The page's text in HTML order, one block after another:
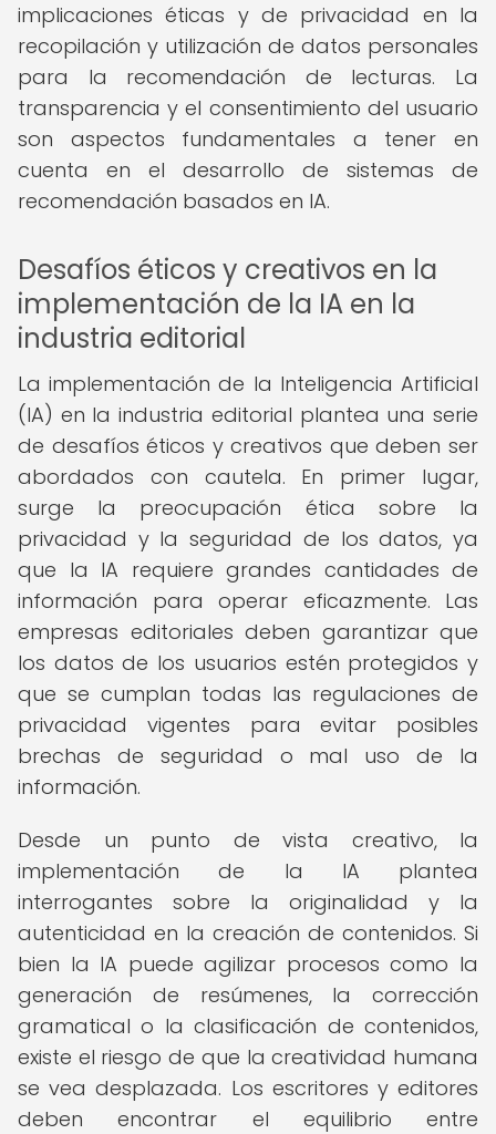
implicaciones éticas y de privacidad en la
recopilación y utilización de datos personales
para la recomendación de lecturas. La
transparencia y el consentimiento del usuario
son aspectos fundamentales a tener en
cuenta en el desarrollo de sistemas de
recomendación basados en IA.
Desafíos éticos y creativos en la
implementación de la IA en la
industria editorial
La implementación de la Inteligencia Artificial
(IA) en la industria editorial plantea una serie
de desafíos éticos y creativos que deben ser
abordados con cautela. En primer lugar,
surge la preocupación ética sobre la
privacidad y la seguridad de los datos, ya
que la IA requiere grandes cantidades de
información para operar eficazmente. Las
empresas editoriales deben garantizar que
los datos de los usuarios estén protegidos y
que se cumplan todas las regulaciones de
privacidad vigentes para evitar posibles
brechas de seguridad o mal uso de la
información.
Desde un punto de vista creativo, la
implementación de la IA plantea
interrogantes sobre la originalidad y la
autenticidad en la creación de contenidos. Si
bien la IA puede agilizar procesos como la
generación de resúmenes, la corrección
gramatical o la clasificación de contenidos,
existe el riesgo de que la creatividad humana
se vea desplazada. Los escritores y editores
deben encontrar el equilibrio entre